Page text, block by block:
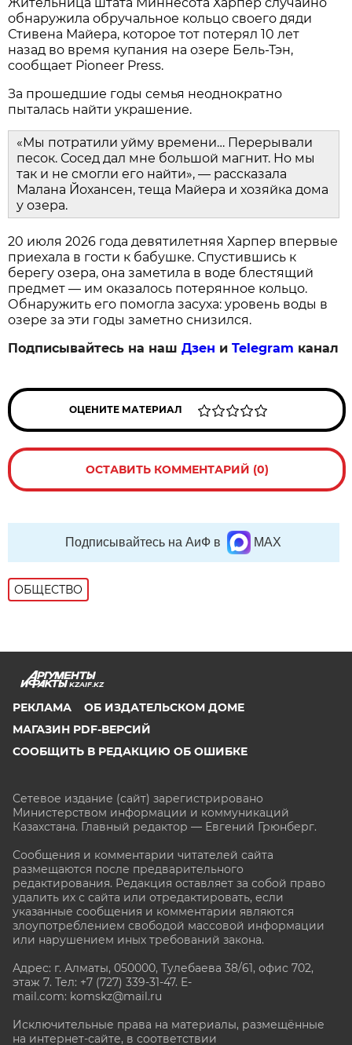
обнаружила обручальное кольцо своего дяди
Стивена Майера, которое тот потерял 10 лет
назад во время купания на озере Бель-Тэн,
сообщает Pioneer Press.
За прошедшие годы семья неоднократно
пыталась найти украшение.
«Мы потратили уйму времени… Перерывали
песок. Сосед дал мне большой магнит. Но мы
так и не смогли его найти», — рассказала
Малана Йохансен, теща Майера и хозяйка дома
у озера.
20 июля 2026 года девятилетняя Харпер впервые
приехала в гости к бабушке. Спустившись к
берегу озера, она заметила в воде блестящий
предмет — им оказалось потерянное кольцо.
Обнаружить его помогла засуха: уровень воды в
озере за эти годы заметно снизился.
Подписывайтесь на нашДзен иTelegram канал
ОЦЕНИТЕ МАТЕРИАЛ
ОСТАВИТЬ КОММЕНТАРИЙ (0)
Подписывайтесь на АиФ в MAX
ОБЩЕСТВО
KZAIF.KZ
РЕКЛАМА
ОБ ИЗДАТЕЛЬСКОМ ДОМЕ
МАГАЗИН PDF-ВЕРСИЙ
СООБЩИТЬ В РЕДАКЦИЮ ОБ ОШИБКЕ
Сетевое издание (сайт) зарегистрировано
Министерством информации и коммуникаций
Казахстана. Главный редактор — Евгений Грюнберг.
Сообщения и комментарии читателей сайта
размещаются после предварительного
редактирования. Редакция оставляет за собой право
удалить их с сайта или отредактировать, если
указанные сообщения и комментарии являются
злоупотреблением свободой массовой информации
или нарушением иных требований закона.
Адрес: г. Алматы, 050000, Тулебаева 38/61, офис 702,
этаж 7. Тел: +7 (727) 339-31-47. E-
mail.com: komskz@mail.ru
Исключительные права на материалы, размещённые
на интернет-сайте, в соответствии